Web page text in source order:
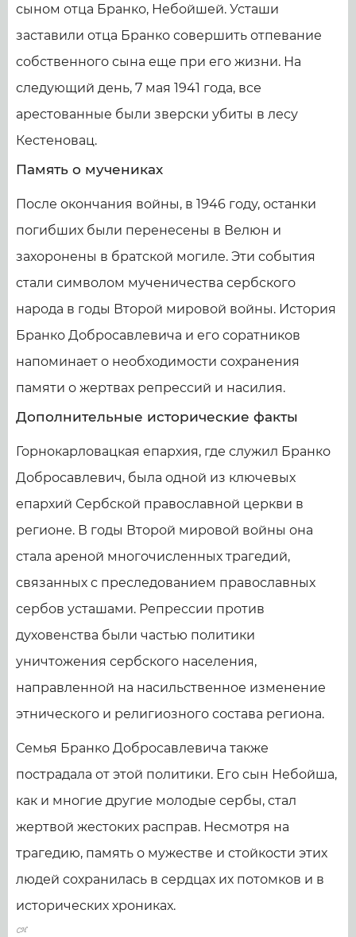
сыном отца Бранко, Небойшей. Усташи
заставили отца Бранко совершить отпевание
собственного сына еще при его жизни. На
следующий день, 7 мая 1941 года, все
арестованные были зверски убиты в лесу
Кестеновац.
Память о мучениках
После окончания войны, в 1946 году, останки
погибших были перенесены в Велюн и
захоронены в братской могиле. Эти события
стали символом мученичества сербского
народа в годы Второй мировой войны. История
Бранко Добросавлевича и его соратников
напоминает о необходимости сохранения
памяти о жертвах репрессий и насилия.
Дополнительные исторические факты
Горнокарловацкая епархия, где служил Бранко
Добросавлевич, была одной из ключевых
епархий Сербской православной церкви в
регионе. В годы Второй мировой войны она
стала ареной многочисленных трагедий,
связанных с преследованием православных
сербов усташами. Репрессии против
духовенства были частью политики
уничтожения сербского населения,
направленной на насильственное изменение
этнического и религиозного состава региона.
Семья Бранко Добросавлевича также
пострадала от этой политики. Его сын Небойша,
как и многие другие молодые сербы, стал
жертвой жестоких расправ. Несмотря на
трагедию, память о мужестве и стойкости этих
людей сохранилась в сердцах их потомков и в
исторических хрониках.